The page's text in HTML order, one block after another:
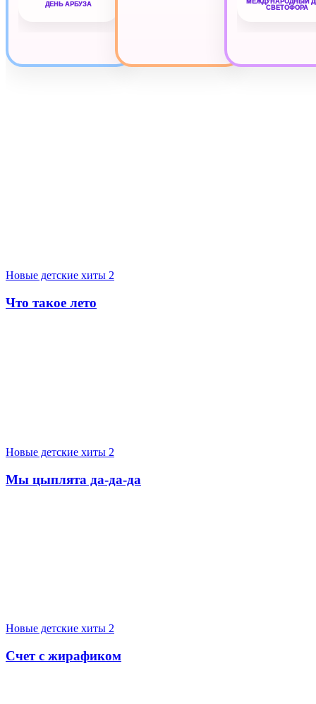
ДЕНЬ АРБУЗА
СВЕТОФОРА
Новые детские хиты 2
Что такое лето
Новые детские хиты 2
Мы цыплята да-да-да
Новые детские хиты 2
Счет с жирафиком